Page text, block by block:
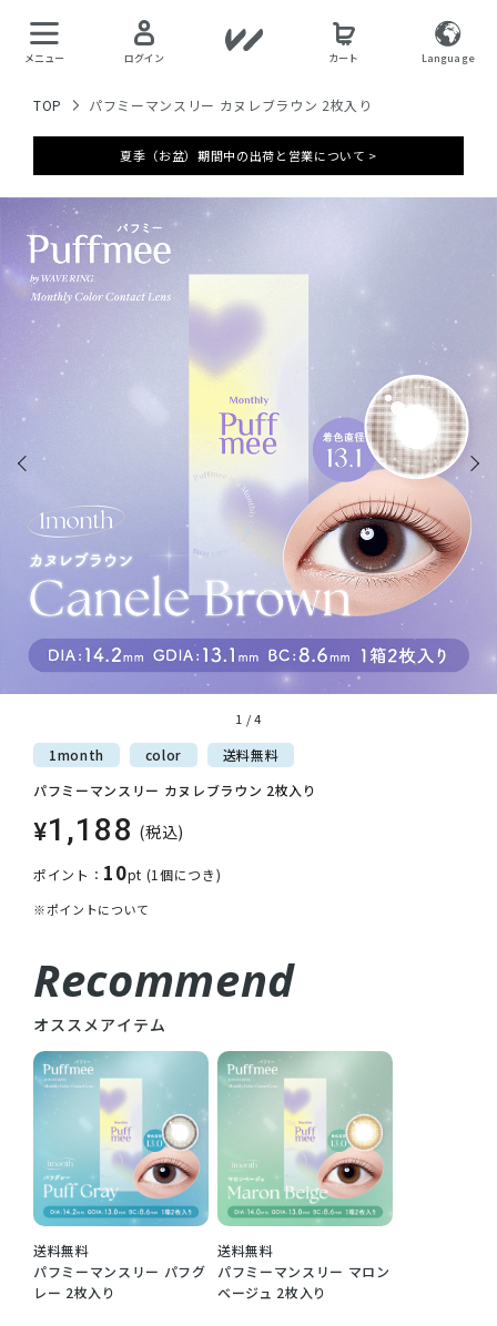
メニュー ログイン カート Language
TOP パフミーマンスリー カヌレブラウン 2枚入り
夏季（お盆）期間中の出荷と営業について >
1 /4
1month color 送料無料
パフミーマンスリー カヌレブラウン 2枚入り
¥1,188 (税込)
ポイント： 10pt (1個につき)
※ポイントについて
Recommend
オススメアイテム
送料無料
パフミーマンスリー パフグ
レー 2枚入り
送料無料
パフミーマンスリー マロン
ベージュ 2枚入り